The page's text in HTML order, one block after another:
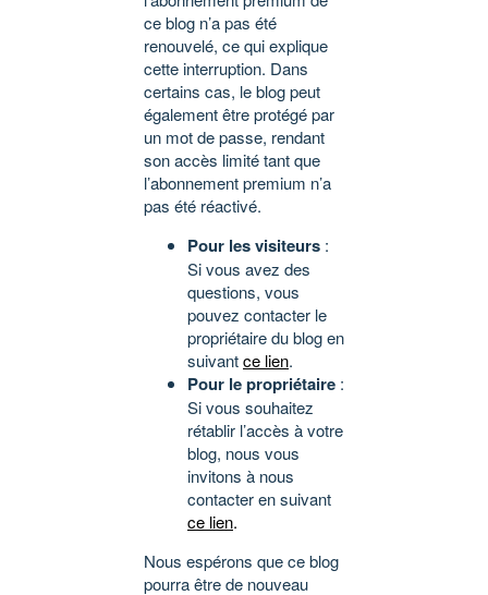
ce blog n’a pas été
renouvelé, ce qui explique
cette interruption. Dans
certains cas, le blog peut
également être protégé par
un mot de passe, rendant
son accès limité tant que
l’abonnement premium n’a
pas été réactivé.
Pour les visiteurs :
Si vous avez des
questions, vous
pouvez contacter le
propriétaire du blog en
suivantce lien.
Pour le propriétaire :
Si vous souhaitez
rétablir l’accès à votre
blog, nous vous
invitons à nous
contacter en suivant
ce lien.
Nous espérons que ce blog
pourra être de nouveau